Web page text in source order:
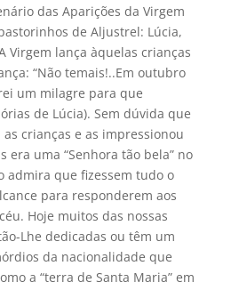
das Aparições da Virgem
de Aljustrel: Lúcia,
Virgem lança àquelas crianças
“Não temais!..Em outubro
um milagre para que
de Lúcia). Sem dúvida que
crianças e as impressionou
era uma “Senhora tão bela” no
admira que fizessem tudo o
para responderem aos
Hoje muitos das nossas
Lhe dedicadas ou têm um
da nacionalidade que
a “terra de Santa Maria” em